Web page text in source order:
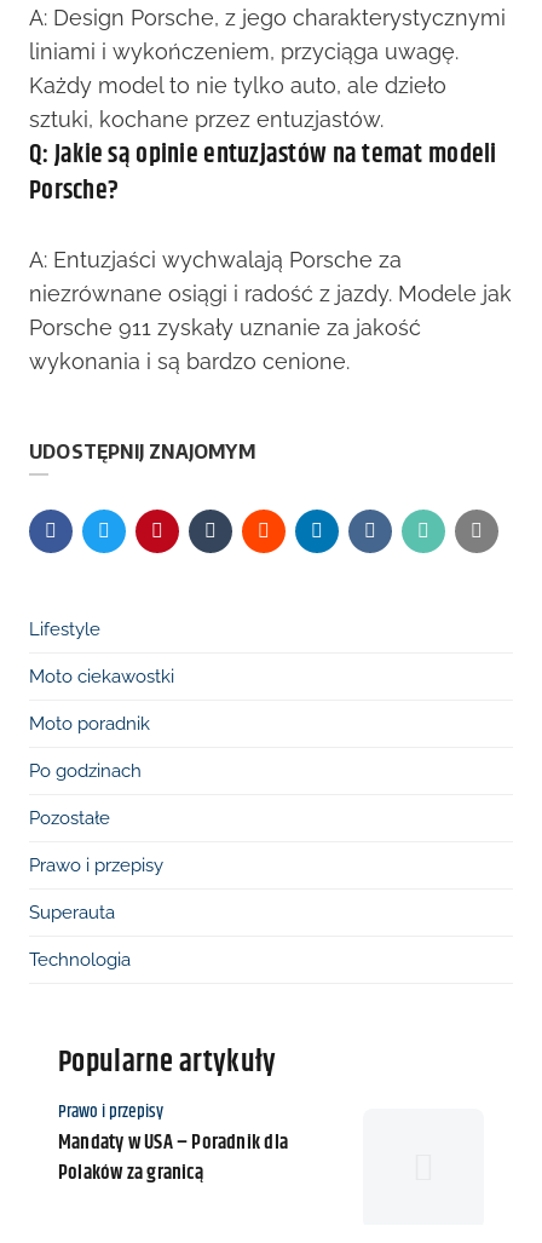
A: Design Porsche, z jego charakterystycznymi
liniami i wykończeniem, przyciąga uwagę.
Każdy model to nie tylko auto, ale dzieło
sztuki, kochane przez entuzjastów.
Q: Jakie są opinie entuzjastów na temat modeli
Porsche?
A: Entuzjaści wychwalają Porsche za
niezrównane osiągi i radość z jazdy. Modele jak
Porsche 911 zyskały uznanie za jakość
wykonania i są bardzo cenione.
UDOSTĘPNIJ ZNAJOMYM
Lifestyle
Moto ciekawostki
Moto poradnik
Po godzinach
Pozostałe
Prawo i przepisy
Superauta
Technologia
Popularne artykuły
K
a
t
Prawo i przepisy
Mandaty w USA – Poradnik dla
Polaków za granicą